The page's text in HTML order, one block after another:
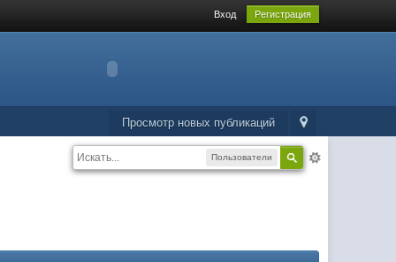
Вход Регистрация
Просмотр новых публикаций
Пользователи